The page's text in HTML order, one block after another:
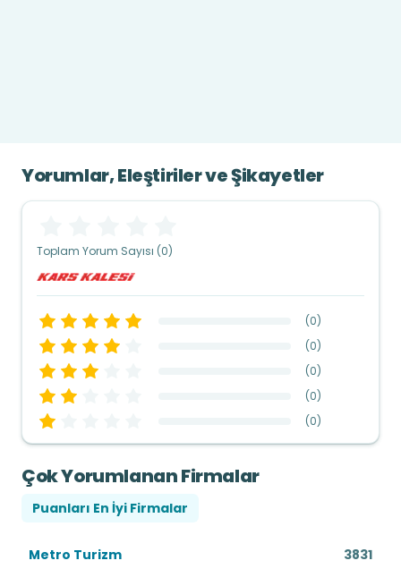
Yorumlar, Eleştiriler ve Şikayetler
Toplam Yorum Sayısı (0)
(0)
(0)
(0)
(0)
(0)
Çok Yorumlanan Firmalar
Puanları En İyi Firmalar
Metro Turizm
3831